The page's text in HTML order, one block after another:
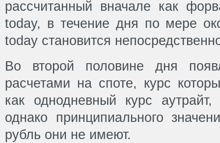
рассчитанный вначале как
today, в течение дня по мере
today становится
Во второй половине дня
расчетами на споте, курс
как однодневный курс
однако принципиального
рубль они не имеют.